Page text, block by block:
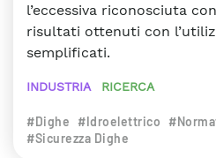
l’eccessiva riconosciuta
risultati ottenuti con
semplificati.
INDUSTRIA RICERCA
#Dighe #Idroelettrico
#Sicurezza Dighe